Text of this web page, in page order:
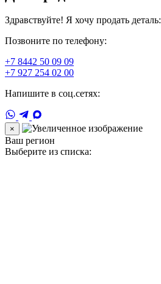
Здравствуйте! Я хочу продать деталь:
Позвоните по телефону:
+7 8442 50 09 09
+7 927 254 02 00
Напишите в соц.сетях:
×
Ваш регион
Выберите из списка: